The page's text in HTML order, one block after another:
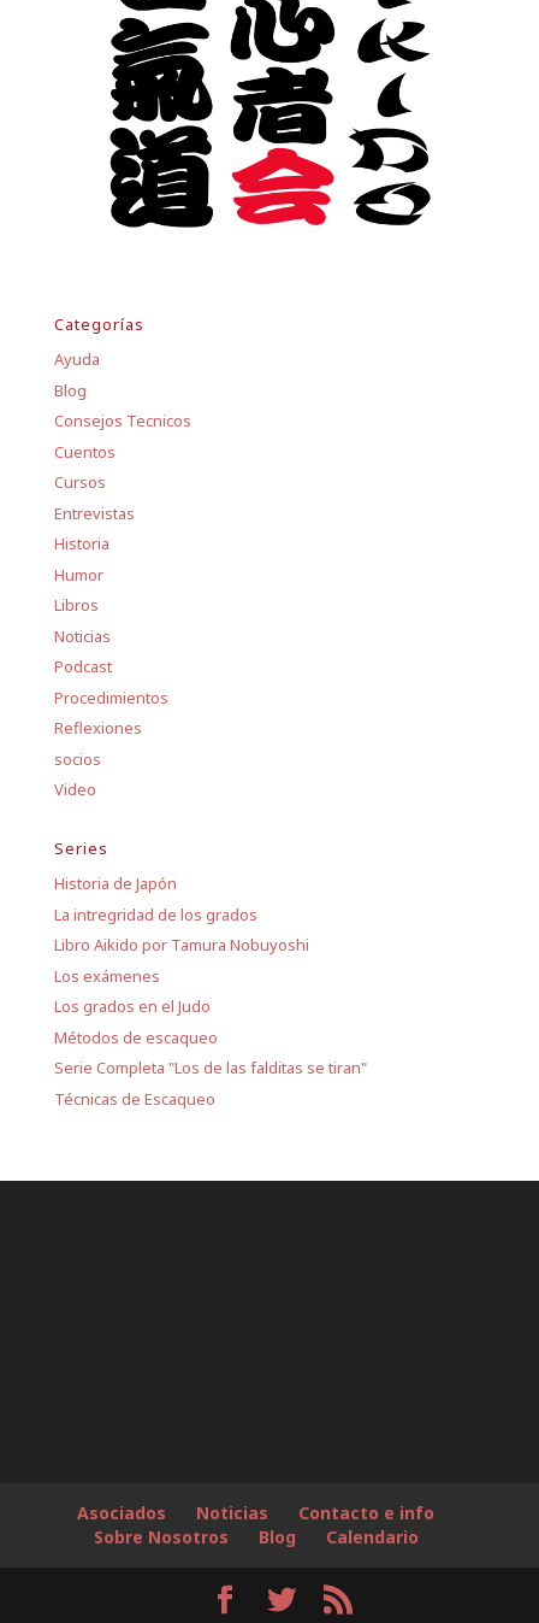
Categorías
Ayuda
Blog
Consejos Tecnicos
Cuentos
Cursos
Entrevistas
Historia
Humor
Libros
Noticias
Podcast
Procedimientos
Reflexiones
socios
Video
Series
Historia de Japón
La intregridad de los grados
Libro Aikido por Tamura Nobuyoshi
Los exámenes
Los grados en el Judo
Métodos de escaqueo
Serie Completa "Los de las falditas se tiran"
Técnicas de Escaqueo
Asociados Noticias
Contacto e info
Sobre Nosotros
Blog Calendario